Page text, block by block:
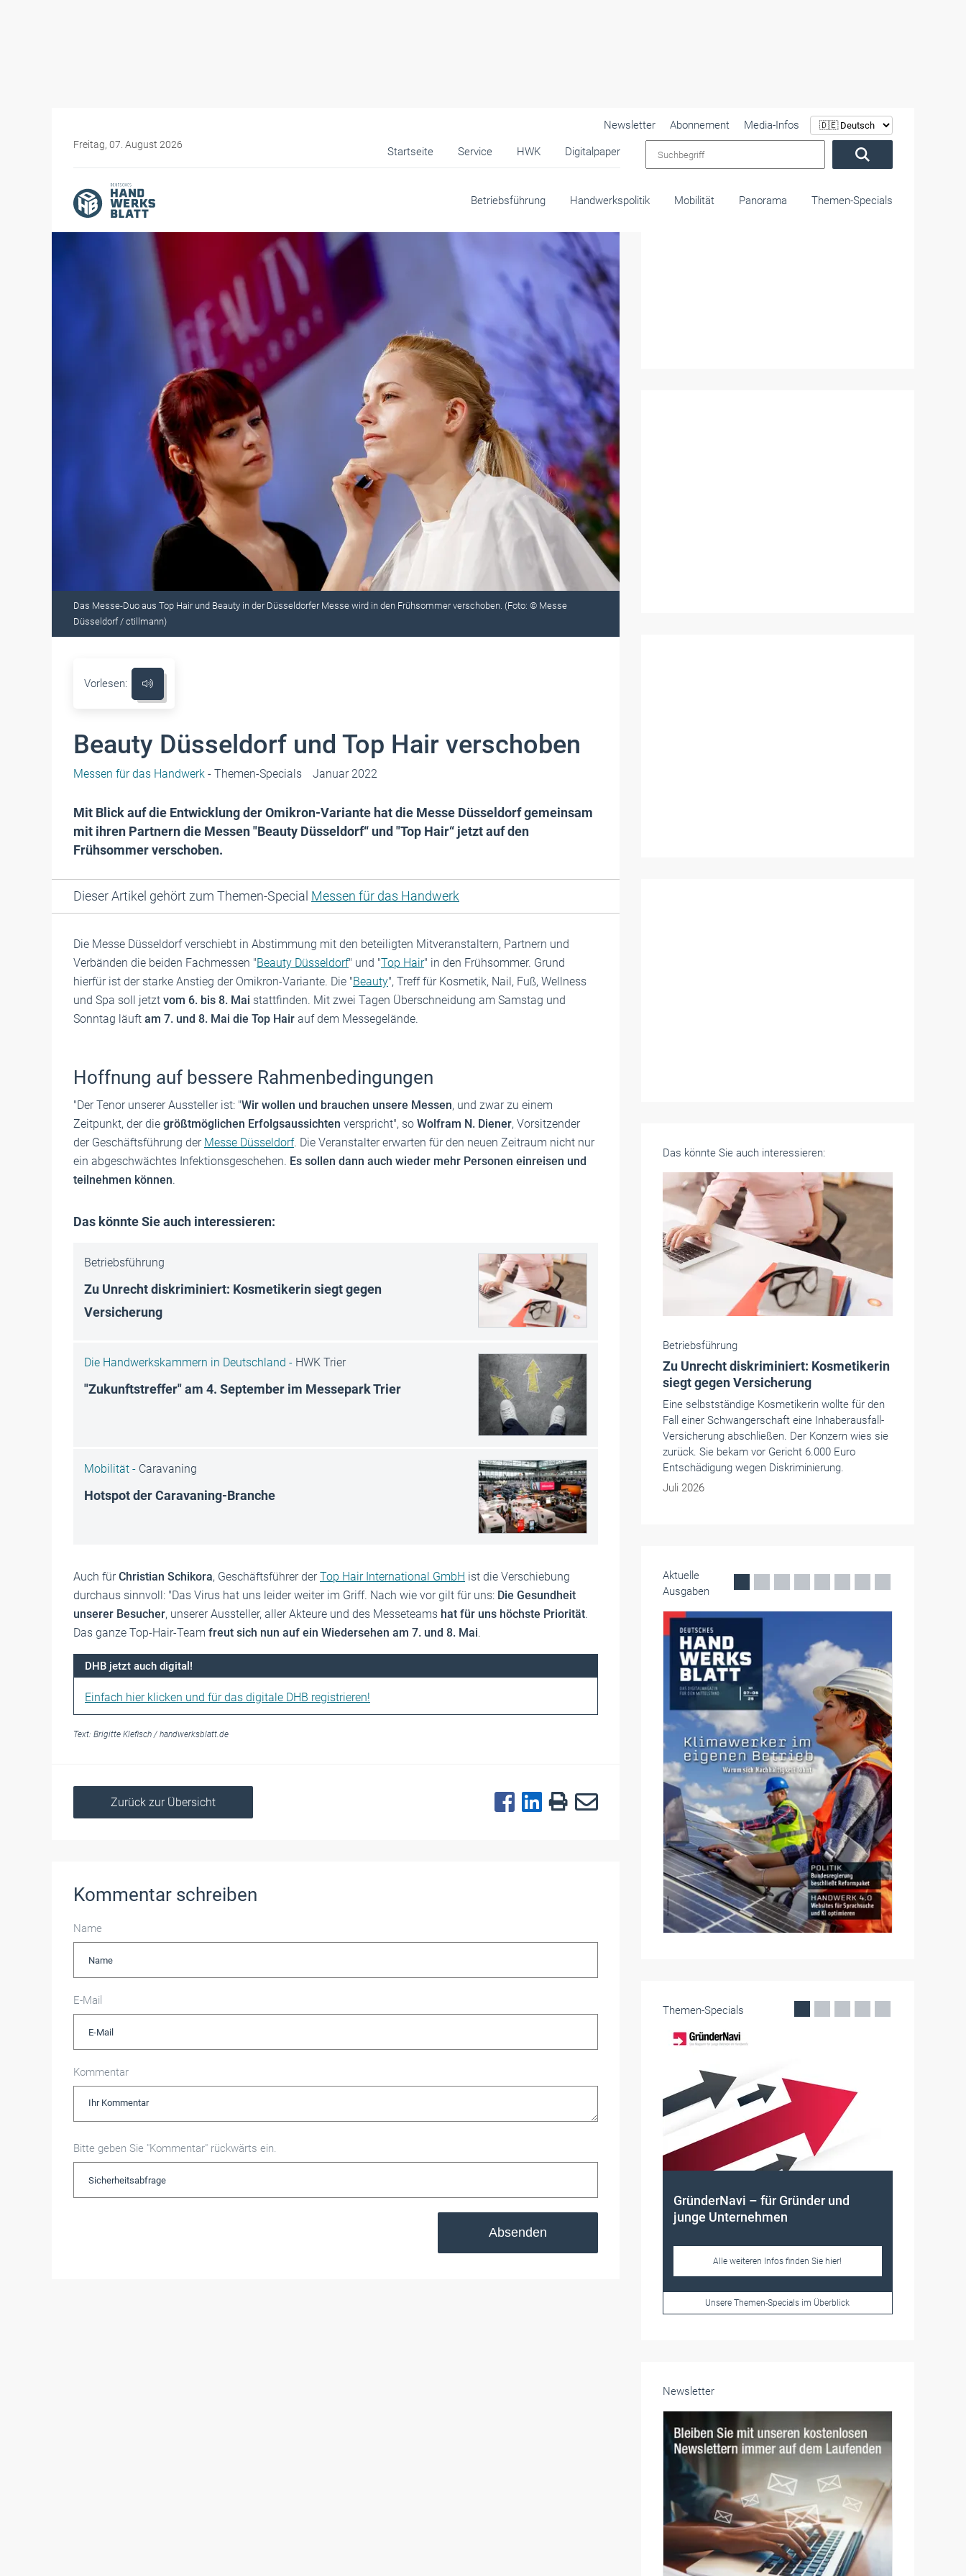
Freitag, 07. August 2026
Startseite Service HWK Digitalpaper
Newsletter Abonnement
Media-Infos
Betriebsführung Handwerkspolitik Mobilität Panorama Themen-Specials
Das Messe-Duo aus Top Hair und Beauty in der Düsseldorfer Messe wird in den Frühsommer verschoben. (Foto: © Messe
Düsseldorf / ctillmann)
Vorlesen:
Beauty Düsseldorf und Top Hair verschoben
Messen für das Handwerk - Themen-Specials Januar 2022
Mit Blick auf die Entwicklung der Omikron-Variante hat die Messe Düsseldorf gemeinsam
mit ihren Partnern die Messen "Beauty Düsseldorf“ und "Top Hair“ jetzt auf den
Frühsommer verschoben.
Dieser Artikel gehört zum Themen-Special Messen für das Handwerk
Die Messe Düsseldorf verschiebt in Abstimmung mit den beteiligten Mitveranstaltern, Partnern und
Verbänden die beiden Fachmessen "Beauty Düsseldorf" und "Top Hair" in den Frühsommer. Grund
hierfür ist der starke Anstieg der Omikron-Variante. Die "Beauty", Treff für Kosmetik, Nail, Fuß, Wellness
und Spa soll jetzt vom 6. bis 8. Mai stattfinden. Mit zwei Tagen Überschneidung am Samstag und
Sonntag läuft am 7. und 8. Mai die Top Hair auf dem Messegelände.
Hoffnung auf bessere Rahmenbedingungen
"Der Tenor unserer Aussteller ist: "Wir wollen und brauchen unsere Messen, und zwar zu einem
Zeitpunkt, der die größtmöglichen Erfolgsaussichten verspricht", so Wolfram N. Diener, Vorsitzender
der Geschäftsführung der Messe Düsseldorf. Die Veranstalter erwarten für den neuen Zeitraum nicht nur
ein abgeschwächtes Infektionsgeschehen. Es sollen dann auch wieder mehr Personen einreisen und
teilnehmen können.
Das könnte Sie auch interessieren:
Betriebsführung
Zu Unrecht diskriminiert: Kosmetikerin siegt gegen
Versicherung
Die Handwerkskammern in Deutschland - HWK Trier
"Zukunftstreffer" am 4. September im Messepark Trier
Mobilität - Caravaning
Hotspot der Caravaning-Branche
Auch fürChristian Schikora, Geschäftsführer derTop Hair International GmbH ist die Verschiebung
durchaus sinnvoll: "Das Virus hat uns leider weiter im Griff. Nach wie vor gilt für uns: Die Gesundheit
unserer Besucher, unserer Aussteller, aller Akteure und des Messeteams hat für uns höchste Priorität.
Das ganze Top-Hair-Team freut sich nun auf ein Wiedersehen am 7. und 8. Mai.
DHB jetzt auch digital!
Einfach hier klicken und für das digitale DHB registrieren!
Text: Brigitte Klefisch / handwerksblatt.de
Zurück zur Übersicht
Kommentar schreiben
Name
E-Mail
Kommentar
Bitte geben Sie "Kommentar" rückwärts ein.
Absenden
Das könnte Sie auch interessieren:
Die Handwerkskammern in Deutschland -
Trier
"Zukunftstreffer" am 4. September im
Messepark Trier
Die Handwerkskammer Trier ruft
Handwerksbetriebe auf, sich jetzt noch für die
nächste Berufsbildungsmesse als Aussteller
anzumelden.
Juni 2026
Aktuelle
Ausgaben
Themen-Specials
Frauen im Handwerk
Unsere Themen-Specials im Überblick
Newsletter